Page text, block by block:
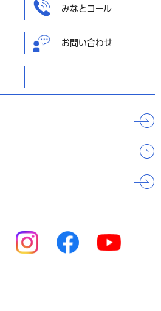
みなとコール
お問い合わせ